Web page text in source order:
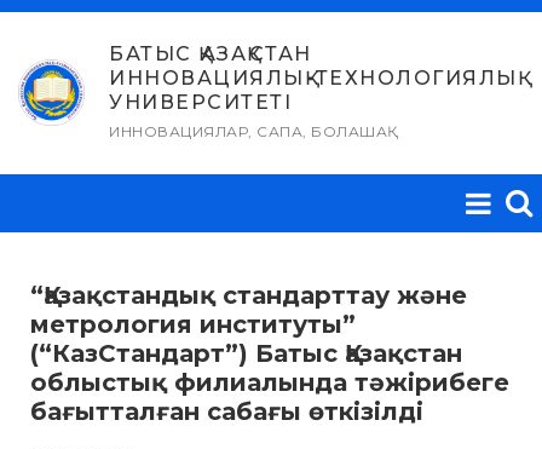
Skip
content
БАТЫС ҚАЗАҚСТАН
ИННОВАЦИЯЛЫҚ-ТЕХНОЛОГИЯЛЫҚ
УНИВЕРСИТЕТІ
ИННОВАЦИЯЛАР, САПА, БОЛАШАҚ
“Қазақстандық стандарттау және
метрология институты”
(“КазСтандарт”) Батыс Қазақстан
облыстық филиалында тәжірибеге
бағытталған сабағы өткізілді